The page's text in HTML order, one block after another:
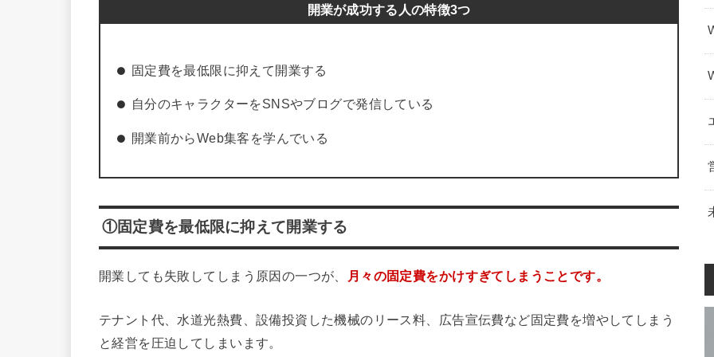
開業が成功する人の特徴3つ
固定費を最低限に抑えて開業する
自分のキャラクターをSNSやブログで発信している
開業前からWeb集客を学んでいる
①固定費を最低限に抑えて開業する
開業しても失敗してしまう原因の一つが、 月々の固定費をかけすぎてしまうことです。
テナント代、水道光熱費、設備投資した機械のリース料、広告宣伝費など固定費を増やしてしまう
と経営を圧迫してしまいます。